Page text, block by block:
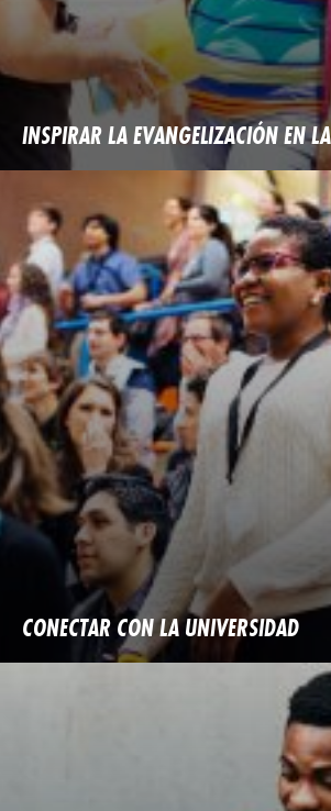
INSPIRAR LA EVANGELIZACIÓN EN
CONECTAR CON LA UNIVERSIDAD